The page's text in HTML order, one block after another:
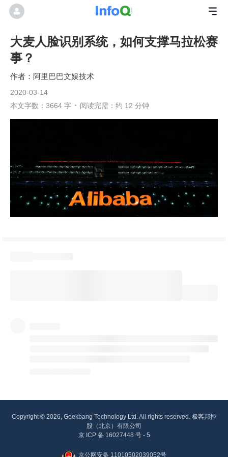
大麦人脸识别系统，如何支撑马拉松赛
事？
阿里巴巴文娱技术
2020-03-14
本文字数：3664 字
阅读完需：约 12 分钟
Copyright © 2026, Geekbang Technology Ltd. All rights reserved. 极客邦控
股（北京）有限公司
京 ICP 备 16027448 号 - 5
京公网安备 11010502039052号